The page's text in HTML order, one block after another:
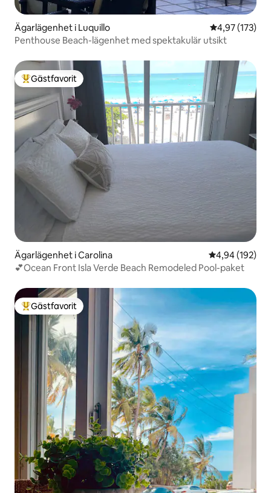
Ägarlägenhet i Luquillo 4,97 av 5 i
4,97 (173)
Penthouse Beach-lägenhet med spektakulär utsikt
Populär gästfavorit
Gästfavorit
Ägarlägenhet i Carolina 4,94 av 5 i
4,94 (192)
💕Ocean Front Isla Verde Beach Remodeled Pool-paket
Populär gästfavorit
Gästfavorit